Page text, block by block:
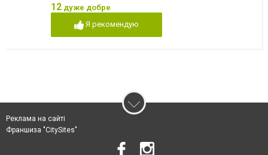
12 дуже добре
Я рекомендую
Реклама на сайті
Франшиза "CitySites"